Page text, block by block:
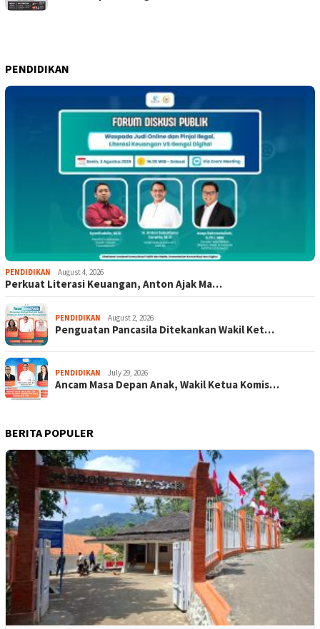
PENDIDIKAN
PENDIDIKAN August 4, 2026
Perkuat Literasi Keuangan, Anton Ajak Ma…
PENDIDIKAN August 2, 2026
Penguatan Pancasila Ditekankan Wakil Ket…
PENDIDIKAN July 29, 2026
Ancam Masa Depan Anak, Wakil Ketua Komis…
BERITA POPULER